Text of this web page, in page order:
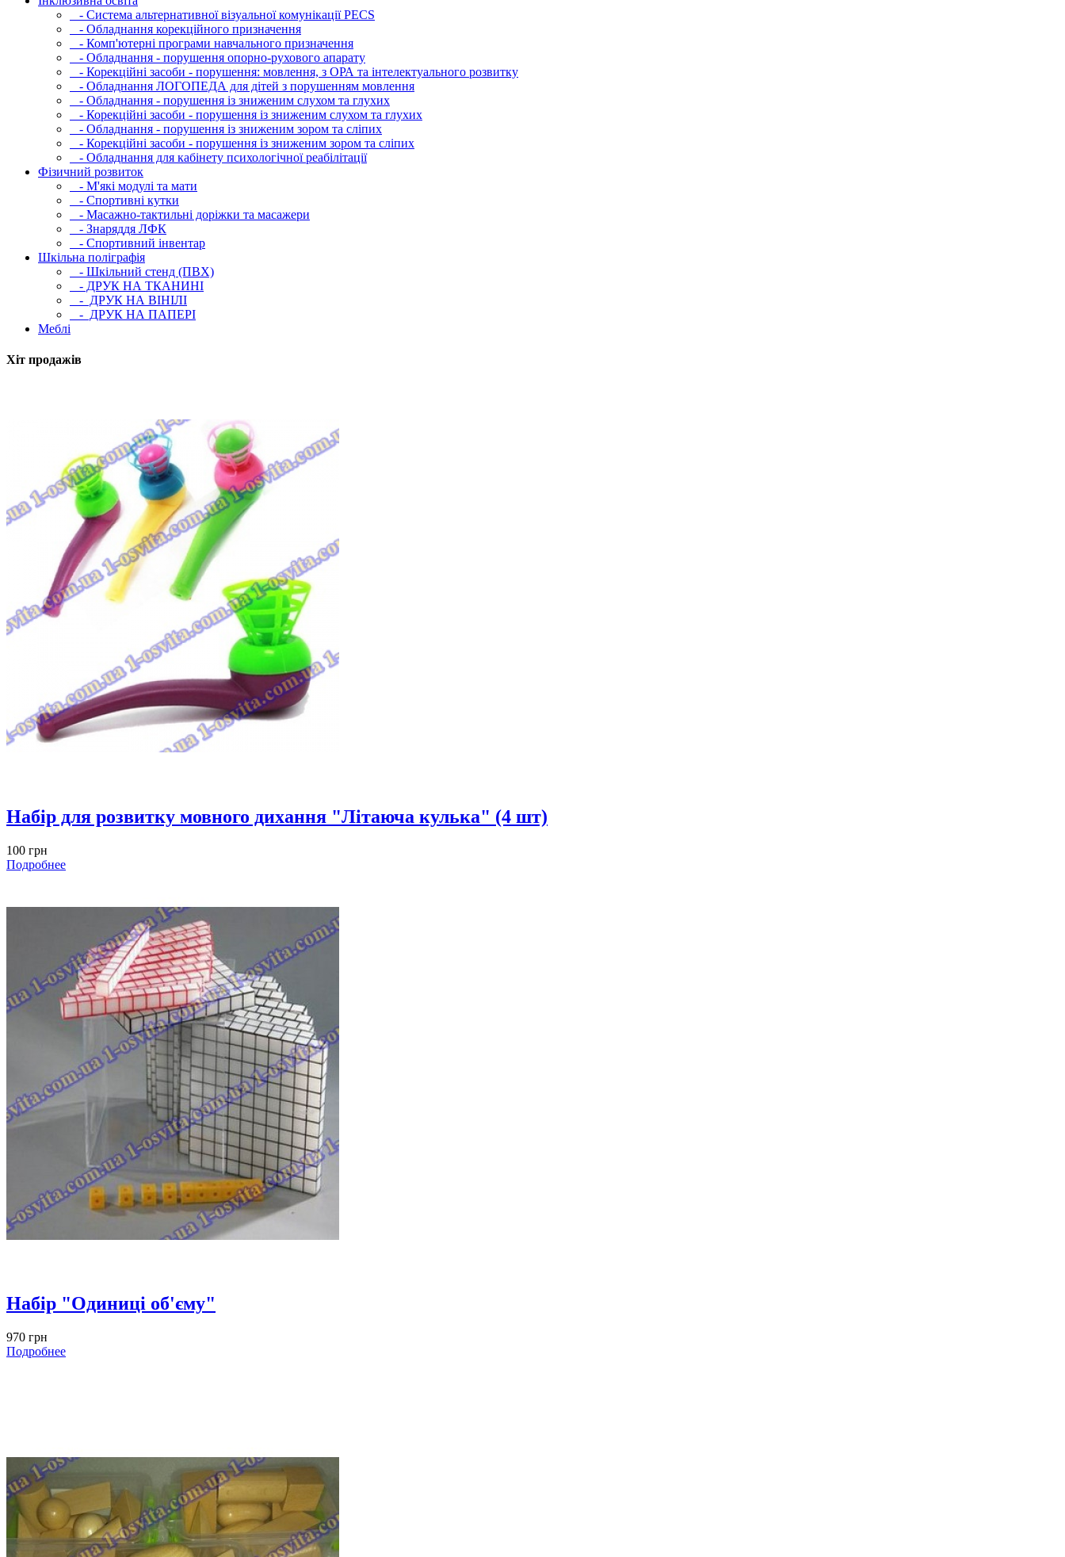
- Система альтернативної візуальної комунікації PECS
- Обладнання корекційного призначення
- Комп'ютерні програми навчального призначення
- Обладнання - порушення опорно-рухового апарату
- Корекційні засоби - порушення: мовлення, з ОРА та інтелектуального розвитку
- Обладнання ЛОГОПЕДА для дітей з порушенням мовлення
- Обладнання - порушення із зниженим слухом та глухих
- Корекційні засоби - порушення із зниженим слухом та глухих
- Обладнання - порушення із зниженим зором та сліпих
- Корекційні засоби - порушення із зниженим зором та сліпих
- Обладнання для кабінету психологічної реабілітації
Фізичний розвиток
- М'які модулi та мати
- Спортивні кутки
- Масажно-тактильні доріжки та масажери
- Знаряддя ЛФК
- Спортивний інвентар
Шкільна поліграфія
- Шкільний стенд (ПВХ)
- ДРУК НА ТКАНИНІ
- ДРУК НА ВІНІЛІ
- ДРУК НА ПАПЕРІ
Меблі
Хіт продажів
Набiр для розвитку мовного дихання "Літаюча кулька" (4 шт)
100 грн
Подробнее
Набір "Одиниці об'єму"
970 грн
Подробнее